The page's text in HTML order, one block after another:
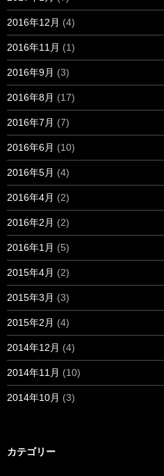
2016年12月 (4)
2016年11月 (1)
2016年9月 (3)
2016年8月 (17)
2016年7月 (7)
2016年6月 (10)
2016年5月 (4)
2016年4月 (2)
2016年2月 (2)
2016年1月 (5)
2015年4月 (2)
2015年3月 (3)
2015年2月 (4)
2014年12月 (4)
2014年11月 (10)
2014年10月 (3)
カテゴリー